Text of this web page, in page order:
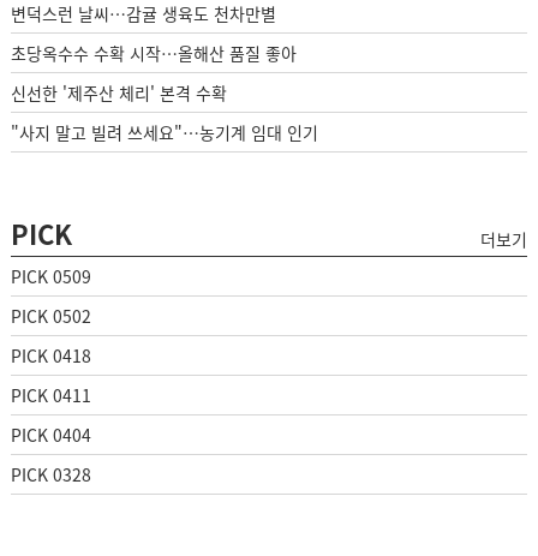
변덕스런 날씨…감귤 생육도 천차만별
초당옥수수 수확 시작…올해산 품질 좋아
신선한 '제주산 체리' 본격 수확
"사지 말고 빌려 쓰세요"…농기계 임대 인기
PICK
더보기
PICK 0509
PICK 0502
PICK 0418
PICK 0411
PICK 0404
PICK 0328